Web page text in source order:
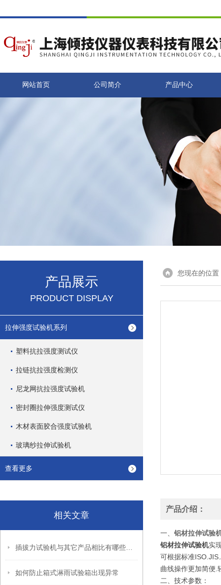
网站首页 公司简介 产品中心
产品展示
PRODUCT DISPLAY
拉伸强度试验机系列
塑料抗拉强度测试仪
拉链抗拉强度检测仪
尼龙网抗拉强度试验机
密封圈拉伸强度测试仪
木材表面胶合强度试验机
玻璃纱拉伸试验机
查看更多
相关文章
如何防止箱式淋雨试验箱出现异常
您现在的位置
产品介绍：
一、 铝材拉伸试验
铝材拉伸试验机实
可根据标准
曲线操作更加简便.
二、技术参数：